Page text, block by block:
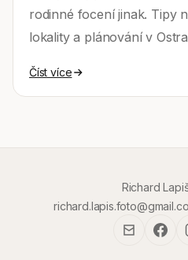
rodinné focení jinak. Tipy
lokality a plánování v
Číst více
Richard